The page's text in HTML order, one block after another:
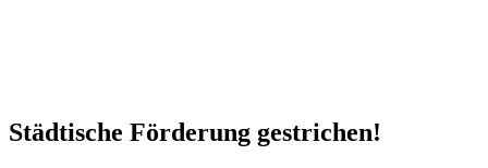
Städtische Förderung gestrichen!